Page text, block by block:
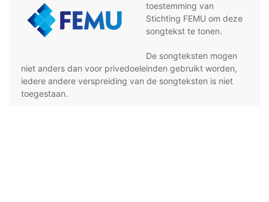
toestemming van
Stichting FEMU om deze
songtekst te tonen.
De songteksten mogen
niet anders dan voor privedoeleinden gebruikt worden,
iedere andere verspreiding van de songteksten is niet
toegestaan.